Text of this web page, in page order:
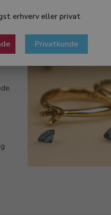
erhverv eller privat
Privatkunde